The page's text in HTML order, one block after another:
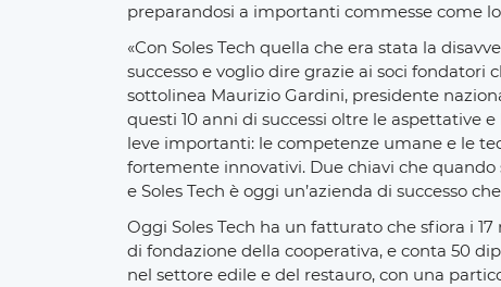
preparandosi a importanti commesse come
«Con Soles Tech quella che era stata la
successo e voglio dire grazie ai soci
sottolinea Maurizio Gardini, presidente
questi 10 anni di successi oltre le aspettative
leve importanti: le competenze umane e le
fortemente innovativi. Due chiavi che
e Soles Tech è oggi un’azienda di successo
Oggi Soles Tech ha un fatturato che sfiora i
di fondazione della cooperativa, e conta 50
nel settore edile e del restauro, con una